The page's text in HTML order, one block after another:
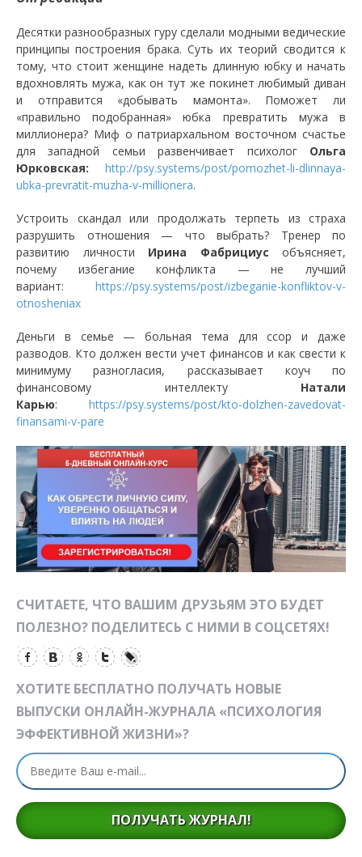
Десятки разнообразных гуру сделали модными ведические
принципы построения брака. Суть их теорий сводится к
тому, что стоит женщине надеть длинную юбку и начать
вдохновлять мужа, как он тут же покинет любимый диван
и отправится «добывать мамонта». Поможет ли
«правильно подобранная» юбка превратить мужа в
миллионера? Миф о патриархальном восточном счастье
для западной семьи развенчивает психолог Ольга
Юрковская:
http://psy.systems/post/pomozhet-li-dlinnaya-
ubka-prevratit-muzha-v-millionera.
Устроить скандал или продолжать терпеть из страха
разрушить отношения — что выбрать? Тренер по
развитию личности Ирина Фабрициус объясняет,
почему избегание конфликта — не лучший
вариант: https://psy.systems/post/izbeganie-konfliktov-v-
otnosheniax
Деньги в семье — больная тема для ссор и даже
разводов. Кто должен вести учет финансов и как свести к
минимуму разногласия, рассказывает коуч по
финансовому интеллекту Натали
Карью: https://psy.systems/post/kto-dolzhen-zavedovat-
finansami-v-pare
СЧИТАЕТЕ, ЧТО ВАШИМ ДРУЗЬЯМ ЭТО БУДЕТ
ПОЛЕЗНО? ПОДЕЛИТЕСЬ С НИМИ В СОЦСЕТЯХ!
ХОТИТЕ БЕСПЛАТНО ПОЛУЧАТЬ НОВЫЕ
ВЫПУСКИ ОНЛАЙН-ЖУРНАЛА «ПСИХОЛОГИЯ
ЭФФЕКТИВНОЙ ЖИЗНИ»?
ПОЛУЧАТЬ ЖУРНАЛ!